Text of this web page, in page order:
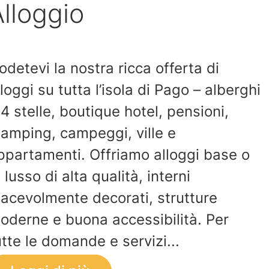
la nostra ricca offerta di
su tutta l’isola di Pago – alberghi
stelle, boutique hotel, pensioni,
campeggi, ville e
Offriamo alloggi base o
lusso di alta qualità, interni
decorati, strutture
e buona accessibilità. Per
le domande e servizi...